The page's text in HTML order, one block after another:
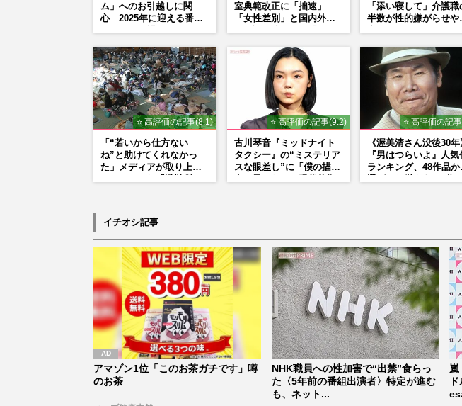
ム」へのお引越しに関
心 2025年に迎える番組
室典範改正に「拙速」
「女性差別」と国内外か
「添い寝して」介護職
半数が性的嫌がらせや
⭐ 高評価の記事(8.1)
「“若いから仕方ない
ね”と助けてくれなかっ
た」メディアが取り上げ
⭐ 高評価の記事(9.2)
古川琴音『ミッドナイト
タクシー』の“ミステリア
スな眼差し”に「僕の描く
⭐ 高評価の記
《渥美清さん没後30年
『男はつらいよ』人気
ランキング、48作品か
イチオシ記事
アマゾン1位「このお茶ガチです」噂
のお茶
NHK職員への性加害で“出禁”食らっ
た〈5年前の番組出演者〉特定が進む
も、ネット...
嵐